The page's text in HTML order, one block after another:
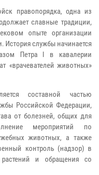
правопорядка, одна из
славные традиции,
опыте организации
История службы начинается
Петра I в кавалерии
«врачевателей животных»
составной частью
Российской Федерации,
от болезней, общих для
мероприятий по
животных, а также
контроль (надзор) в
растений и обращения со